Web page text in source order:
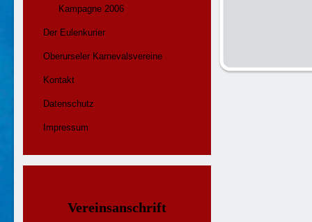
Kampagne 2006
Der Eulenkurier
Oberurseler Karnevalsvereine
Kontakt
Datenschutz
Impressum
Vereinsanschrift